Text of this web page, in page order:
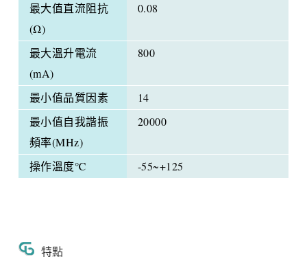
最大值直流阻抗
(Ω)
0.08
最大溫升電流
(mA)
800
最小值品質因素
14
最小值自我諧振
頻率(MHz)
20000
操作溫度℃ -55~+125
特點